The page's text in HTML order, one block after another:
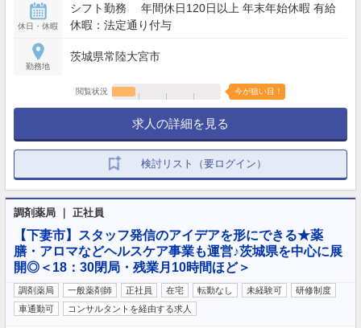
休日・休暇
シフト勤務 年間休日120日以上 年末年始休暇 有給
休暇：法定通り付与
勤務地
茨城県常陸大宮市
閲覧状況 今が狙い目！
求人の詳細を見る
検討リスト（要ログイン）
調剤薬局 ｜ 正社員
【下妻市】スタッフ発信のアイデアを形にできる★薬
膳・アロマなどヘルスケア事業も運営♪茨城県を中心に展
開◎＜18：30閉局・残業月10時間ほど＞
調剤薬局 一般薬剤師 正社員 在宅 転勤なし 未経験可
研修制度
車通勤可
コンサルタントを経由する求人